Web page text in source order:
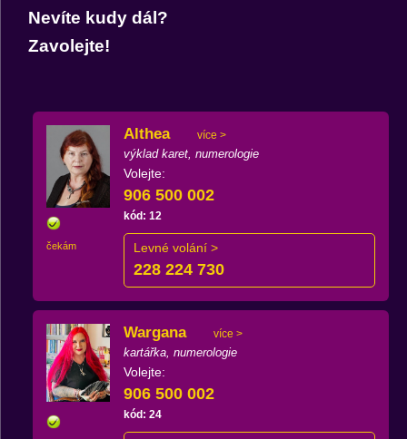
Nevíte kudy dál?
Zavolejte!
čekám
Althea více >
výklad karet, numerologie
Volejte:
906 500 002
kód: 12
Levné volání >
228 224 730
Wargana více >
kartářka, numerologie
Volejte:
906 500 002
kód: 24